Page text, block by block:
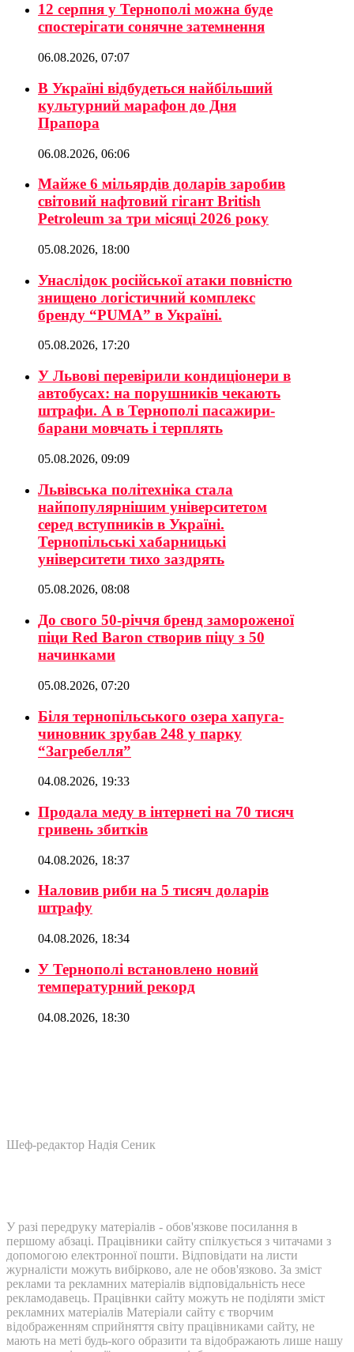
12 серпня у Тернополі можна буде
спостерігати сонячне затемнення
06.08.2026, 07:07
В Україні відбудеться найбільший
культурний марафон до Дня
Прапора
06.08.2026, 06:06
Майже 6 мільярдів доларів заробив
світовий нафтовий гігант British
Petroleum за три місяці 2026 року
05.08.2026, 18:00
Унаслідок російської атаки повністю
знищено логістичний комплекс
бренду “PUMA” в Україні.
05.08.2026, 17:20
У Львові перевірили кондиціонери в
автобусах: на порушників чекають
штрафи. А в Тернополі пасажири-
барани мовчать і терплять
05.08.2026, 09:09
Львівська політехніка стала
найпопулярнішим університетом
серед вступників в Україні.
Тернопільські хабарницькі
університети тихо заздрять
05.08.2026, 08:08
До свого 50-річчя бренд замороженої
піци Red Baron створив піцу з 50
начинками
05.08.2026, 07:20
Біля тернопільського озера хапуга-
чиновник зрубав 248 у парку
“Загребелля”
04.08.2026, 19:33
Продала меду в інтернеті на 70 тисяч
гривень збитків
04.08.2026, 18:37
Наловив риби на 5 тисяч доларів
штрафу
04.08.2026, 18:34
У Тернополі встановлено новий
температурний рекорд
04.08.2026, 18:30
Шеф-редактор Надія Сеник
У разі передруку матеріалів - обов'язкове посилання в
першому абзаці. Працівники сайту спілкується з читачами з
допомогою електронної пошти. Відповідати на листи
журналісти можуть вибірково, але не обов'язково. За зміст
реклами та рекламних матеріалів відповідальність несе
рекламодавець. Працівнки сайту можуть не поділяти зміст
рекламних матеріалів Матеріали сайту є творчим
відображенням сприйняття світу працівниками сайту, не
мають на меті будь-кого образити та відображають лише нашу